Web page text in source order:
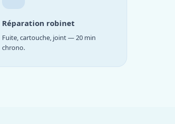
Réparation robinet
Fuite, cartouche, joint — 20 min
chrono.